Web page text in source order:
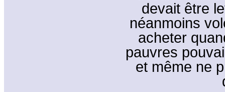
devait être
néanmoins
acheter
pauvres
et même ne